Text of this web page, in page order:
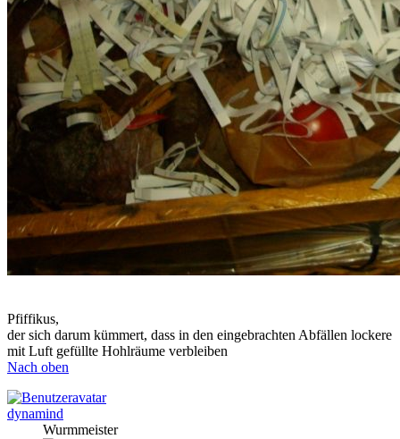
Pfiffikus,
der sich darum kümmert, dass in den eingebrachten Abfällen lockere
mit Luft gefüllte Hohlräume verbleiben
Nach oben
dynamind
Wurmmeister